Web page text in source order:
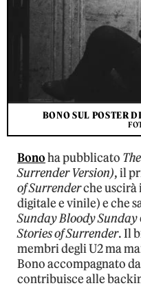
BONO SUL POSTER
Bonoha pubblicato
Surrender Version), il
of Surrenderche uscirà
digitale e vinile) e che
Sunday Bloody Sunday
Stories of Surrender. Il
membri degli U2 ma
Bono accompagnato
contribuisce alle